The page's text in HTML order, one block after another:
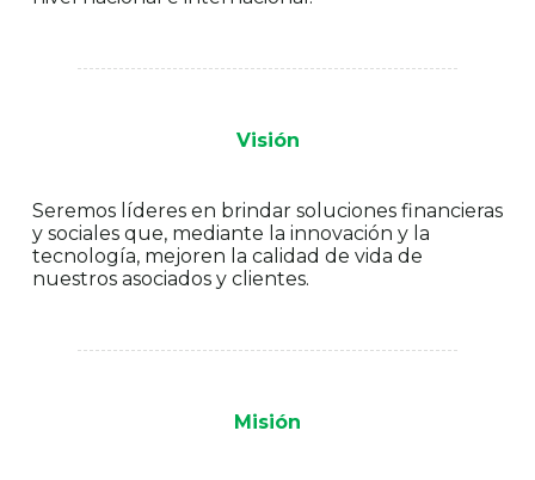
Visión
Seremos líderes en brindar soluciones financieras
y sociales que, mediante la innovación y la
tecnología, mejoren la calidad de vida de
nuestros asociados y clientes.
Misión